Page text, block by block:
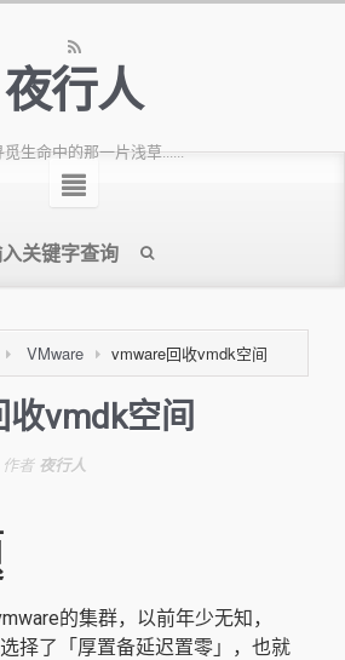
夜行人
觅生命中的那一片浅草......
VMware vmware回收vmdk空间
vmdk空间
作者 夜行人
的集群，以前年少无知，
择了「厚置备延迟置零」，也就